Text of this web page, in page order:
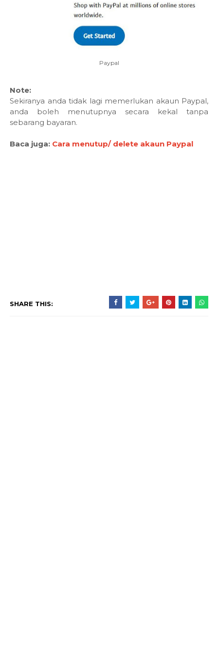
Paypal
Note:
Sekiranya anda tidak lagi memerlukan akaun Paypal,
anda boleh menutupnya secara kekal tanpa
sebarang bayaran.
Baca juga: Cara menutup/ delete akaun Paypal
SHARE THIS: